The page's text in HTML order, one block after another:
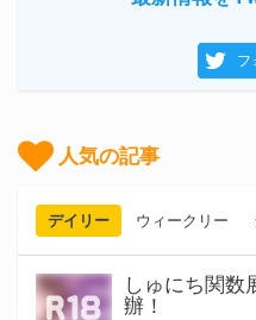
フ
人気の記事
デイリー ウィークリー
しゅにち関数
辦！